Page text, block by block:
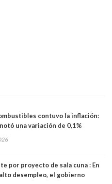
contuvo la inflación:
una variación de 0,1%
por proyecto de sala cuna : En
desempleo, el gobierno